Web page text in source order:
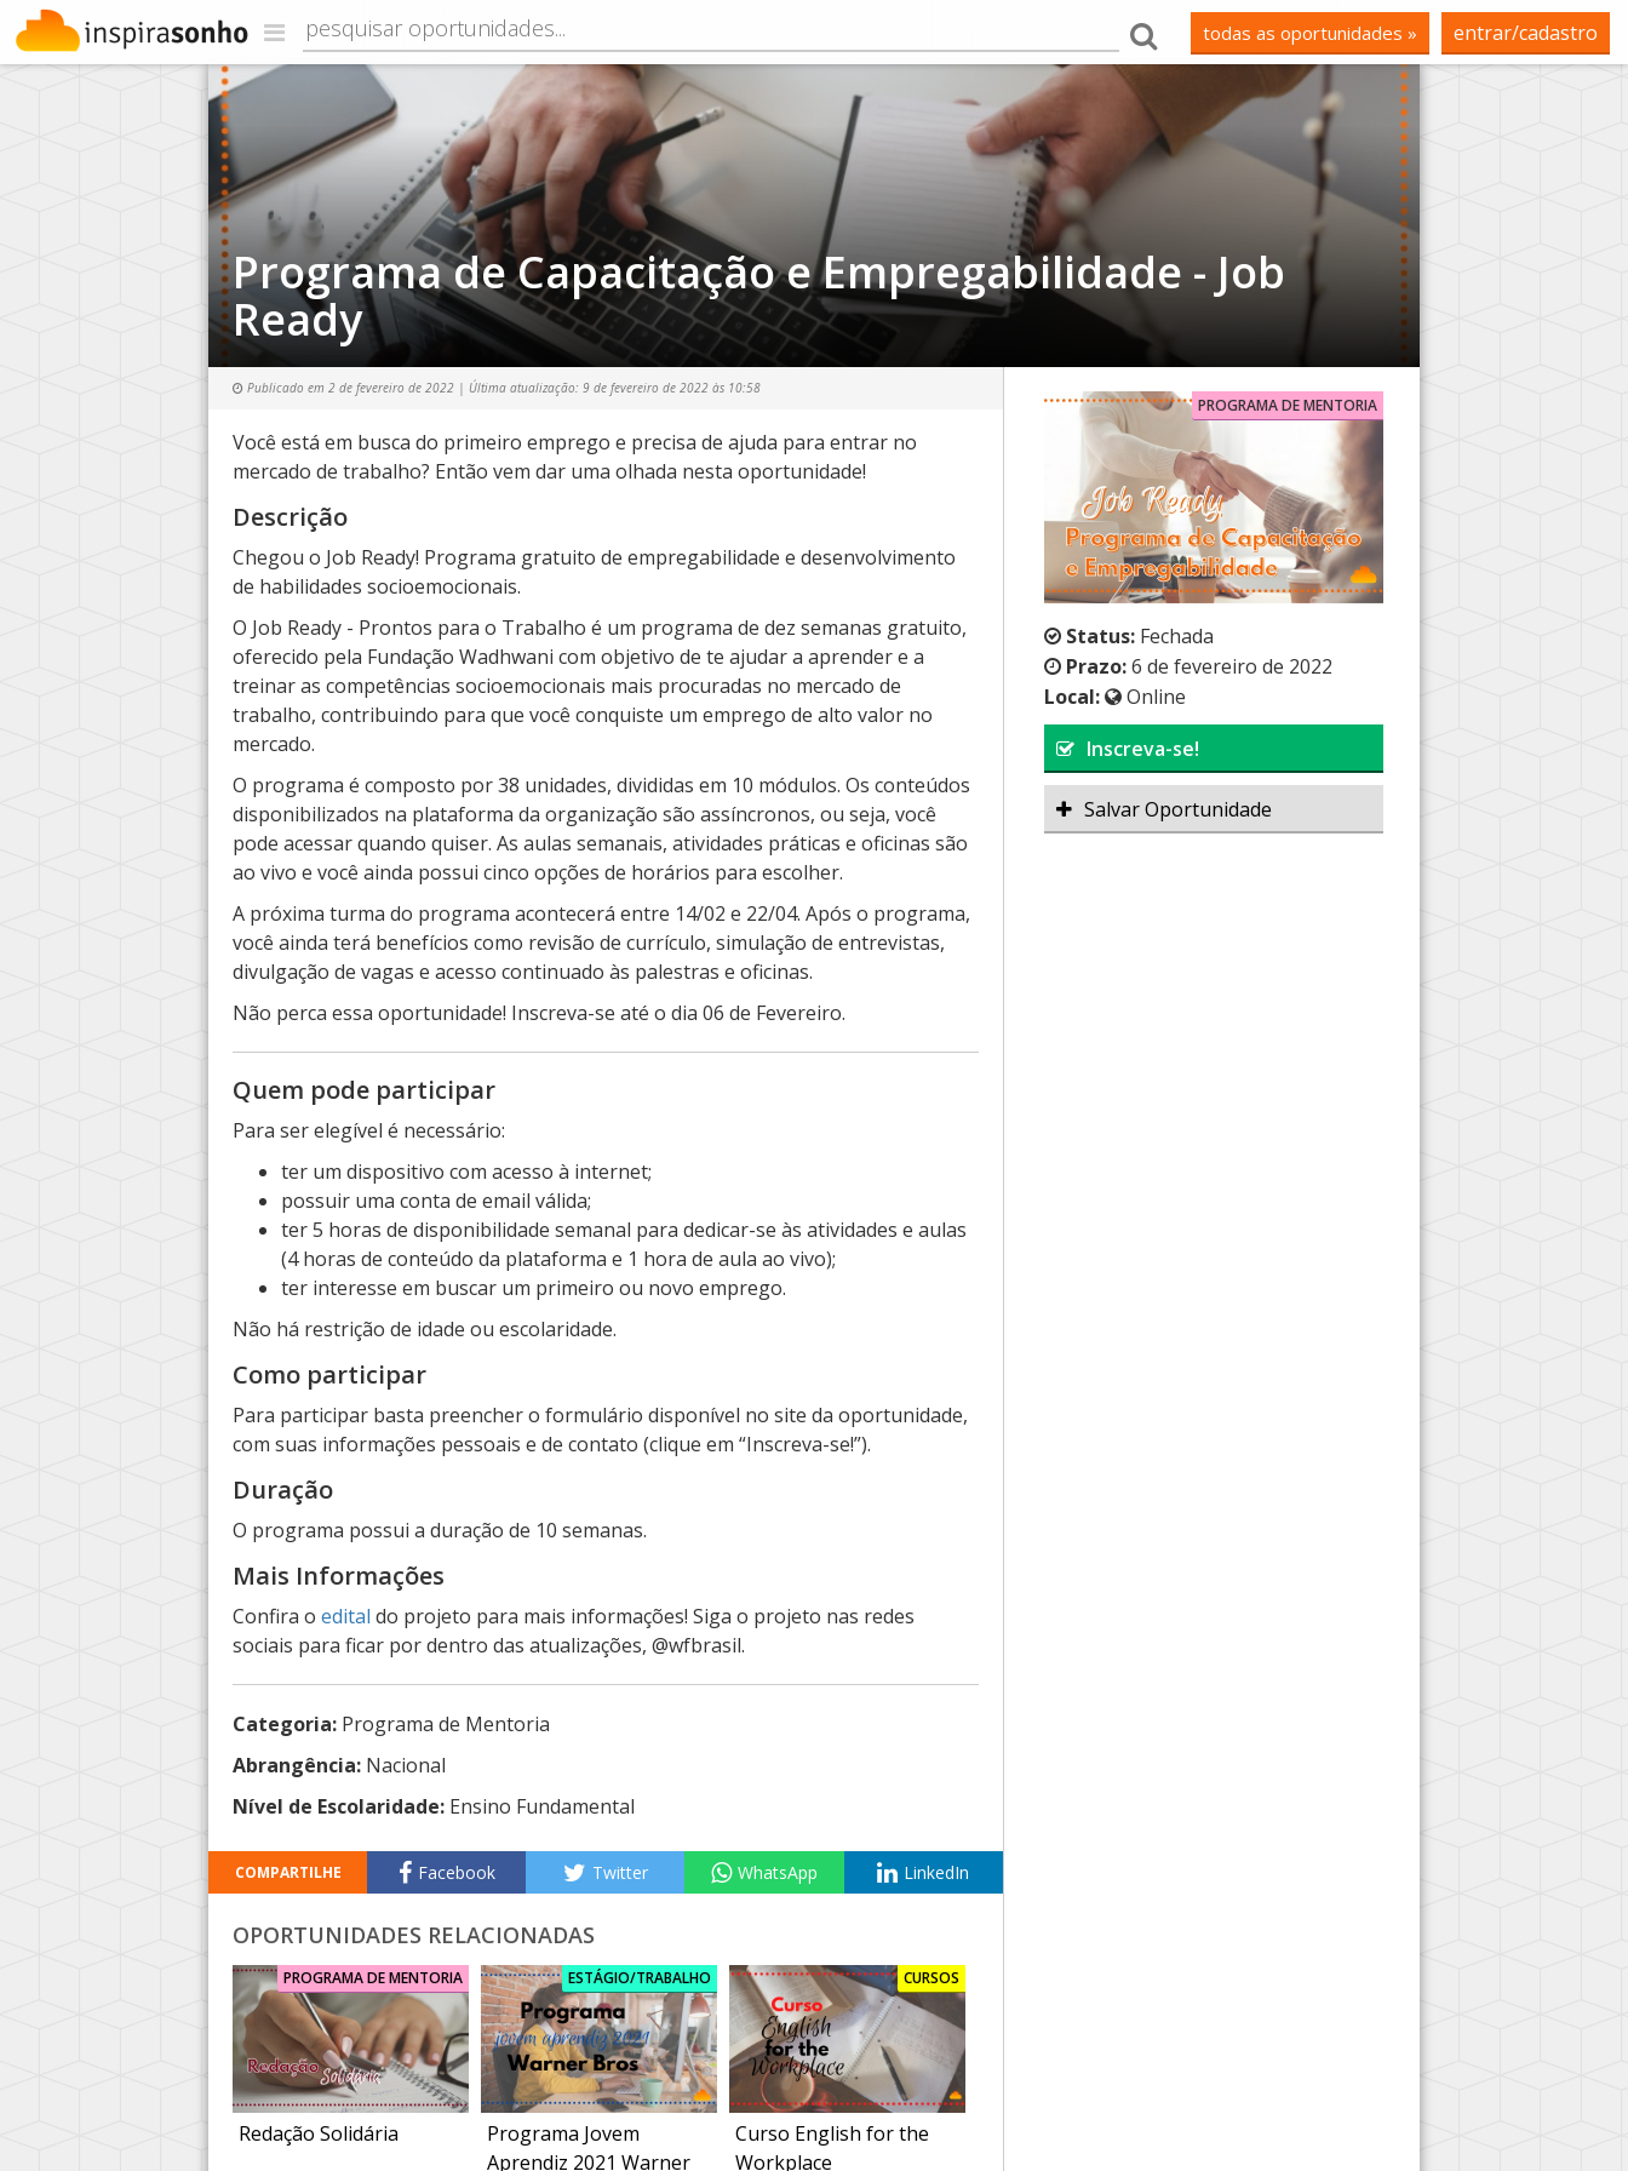
todas as oportunidades » entrar/cadastro
Programa de Capacitação e Empregabilidade - Job
Ready
PROGRAMA DE MENTORIA
Status:Fechada
Prazo:6 de fevereiro de 2022
Local:
Online
Inscreva-se!
Salvar Oportunidade
Publicado em 2 de fevereiro de 2022 | Última atualização: 9 de fevereiro de 2022 às 10:58
Você está em busca do primeiro emprego e precisa de ajuda para entrar no
mercado de trabalho? Então vem dar uma olhada nesta oportunidade!
Descrição
Chegou o Job Ready! Programa gratuito de empregabilidade e desenvolvimento
de habilidades socioemocionais.
O Job Ready - Prontos para o Trabalho é um programa de dez semanas gratuito,
oferecido pela Fundação Wadhwani com objetivo de te ajudar a aprender e a
treinar as competências socioemocionais mais procuradas no mercado de
trabalho, contribuindo para que você conquiste um emprego de alto valor no
mercado.
O programa é composto por 38 unidades, divididas em 10 módulos. Os conteúdos
disponibilizados na plataforma da organização são assíncronos, ou seja, você
pode acessar quando quiser. As aulas semanais, atividades práticas e oficinas são
ao vivo e você ainda possui cinco opções de horários para escolher.
A próxima turma do programa acontecerá entre 14/02 e 22/04. Após o programa,
você ainda terá benefícios como revisão de currículo, simulação de entrevistas,
divulgação de vagas e acesso continuado às palestras e oficinas.
Não perca essa oportunidade! Inscreva-se até o dia 06 de Fevereiro.
Quem pode participar
Para ser elegível é necessário:
ter um dispositivo com acesso à internet;
possuir uma conta de email válida;
ter 5 horas de disponibilidade semanal para dedicar-se às atividades e aulas
(4 horas de conteúdo da plataforma e 1 hora de aula ao vivo);
ter interesse em buscar um primeiro ou novo emprego.
Não há restrição de idade ou escolaridade.
Como participar
Para participar basta preencher o formulário disponível no site da oportunidade,
com suas informações pessoais e de contato (clique em “Inscreva-se!”).
Duração
O programa possui a duração de 10 semanas.
Mais Informações
Confira o edital do projeto para mais informações! Siga o projeto nas redes
sociais para ficar por dentro das atualizações, @wfbrasil.
Categoria: Programa de Mentoria
Abrangência: Nacional
Nível de Escolaridade: Ensino Fundamental
COMPARTILHE Facebook Twitter WhatsApp LinkedIn
OPORTUNIDADES RELACIONADAS
PROGRAMA DE MENTORIA
Redação Solidária
ESTÁGIO/TRABALHO
Programa Jovem
Aprendiz 2021 Warner
CURSOS
Curso English for the
Workplace